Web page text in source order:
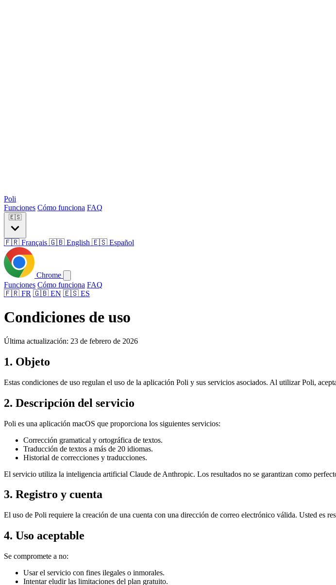
Poli
Funciones Cómo funciona FAQ
🇪🇸
🇫🇷 Français 🇬🇧 English 🇪🇸 Español
Chrome
Funciones Cómo funciona FAQ
🇫🇷 FR 🇬🇧 EN 🇪🇸 ES
Condiciones de uso
Última actualización: 23 de febrero de 2026
1. Objeto
Estas condiciones de uso regulan el uso de la aplicación Poli y sus servicios asociados. Al utilizar Poli,
2. Descripción del servicio
Poli es una aplicación macOS que proporciona los siguientes servicios:
Corrección gramatical y ortográfica de textos.
Traducción de textos a más de 20 idiomas.
Historial de correcciones y traducciones.
El servicio utiliza la inteligencia artificial Claude de Anthropic. Los resultados no se garantizan como
3. Registro y cuenta
El uso de Poli requiere la creación de una cuenta con una dirección de correo electrónico válida. Usted es
4. Uso aceptable
Se compromete a no:
Usar el servicio con fines ilegales o inmorales.
Intentar eludir las limitaciones del plan gratuito.